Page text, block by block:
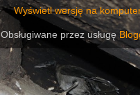
Wyświetl wersję na
Obsługiwane przez usługę